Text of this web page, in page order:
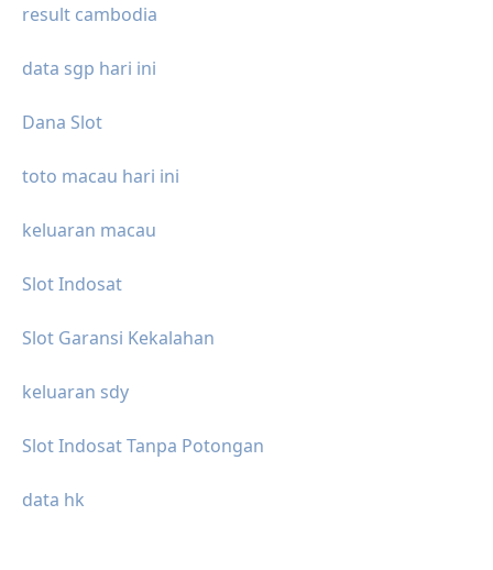
result cambodia
data sgp hari ini
Dana Slot
toto macau hari ini
keluaran macau
Slot Indosat
Slot Garansi Kekalahan
keluaran sdy
Slot Indosat Tanpa Potongan
data hk